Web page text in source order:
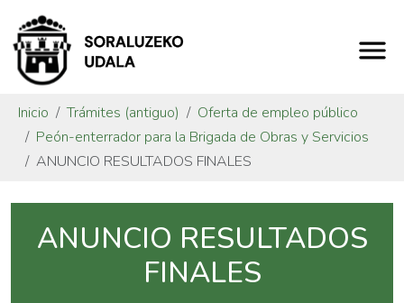
Inicio Trámites (antiguo)
Oferta de empleo público
Peón-enterrador para la Brigada de Obras y Servicios
ANUNCIO RESULTADOS FINALES
ANUNCIO RESULTADOS
FINALES